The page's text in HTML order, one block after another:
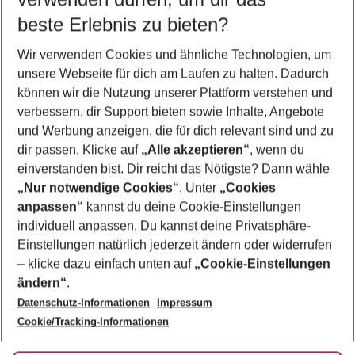
5-8 Nächte
2 Erwachsene Keine Kinder
Mehr Filter anzeigen
Footer
Footer navigation
Über uns
AGB
Bestpreisgarantie
Cookie-Einstellungen ändern
Cookie-Richtlinie
Agenturbetreuung
Barrierefreies Reisen
Folge uns
beste Erlebnis zu bieten?
Wir verwenden Cookies und ähnliche Technologien, um
unsere Webseite für dich am Laufen zu halten. Dadurch
können wir die Nutzung unserer Plattform verstehen und
verbessern, dir Support bieten sowie Inhalte, Angebote
und Werbung anzeigen, die für dich relevant sind und zu
dir passen. Klicke auf „Alle akzeptieren“, wenn du
einverstanden bist. Dir reicht das Nötigste? Dann wähle
„Nur notwendige Cookies“. Unter „Cookies
anpassen“ kannst du deine Cookie-Einstellungen
individuell anpassen. Du kannst deine Privatsphäre-
Einstellungen natürlich jederzeit ändern oder widerrufen
– klicke dazu einfach unten auf „Cookie-Einstellungen
ändern“.
Datenschutz-Informationen
Impressum
Cookie/Tracking-Informationen